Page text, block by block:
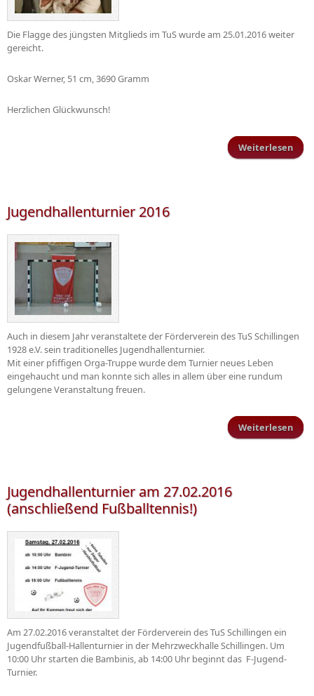
Die Flagge des jüngsten Mitglieds im TuS wurde am 25.01.2016 weiter
gereicht.
Oskar Werner, 51 cm, 3690 Gramm
Herzlichen Glückwunsch!
Weiterlesen
Jugendhallenturnier 2016
Auch in diesem Jahr veranstaltete der Förderverein des TuS Schillingen
1928 e.V. sein traditionelles Jugendhallenturnier.
Mit einer pfiffigen Orga-Truppe wurde dem Turnier neues Leben
eingehaucht und man konnte sich alles in allem über eine rundum
gelungene Veranstaltung freuen.
Weiterlesen
Jugendhallenturnier am 27.02.2016
(anschließend Fußballtennis!)
Am 27.02.2016 veranstaltet der Förderverein des TuS Schillingen ein
Jugendfußball-Hallenturnier in der Mehrzweckhalle Schillingen. Um
10:00 Uhr starten die Bambinis, ab 14:00 Uhr beginnt das F-Jugend-
Turnier.